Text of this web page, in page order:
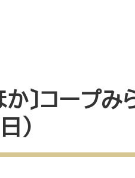
か〕コープ
）